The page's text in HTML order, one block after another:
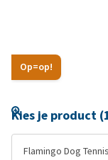
Op=op!
Kies je product
Flamingo Dog